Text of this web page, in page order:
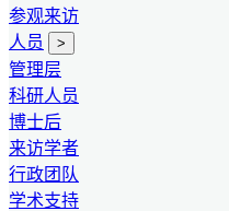
参观来访
人员
>
管理层
科研人员
博士后
来访学者
行政团队
学术支持